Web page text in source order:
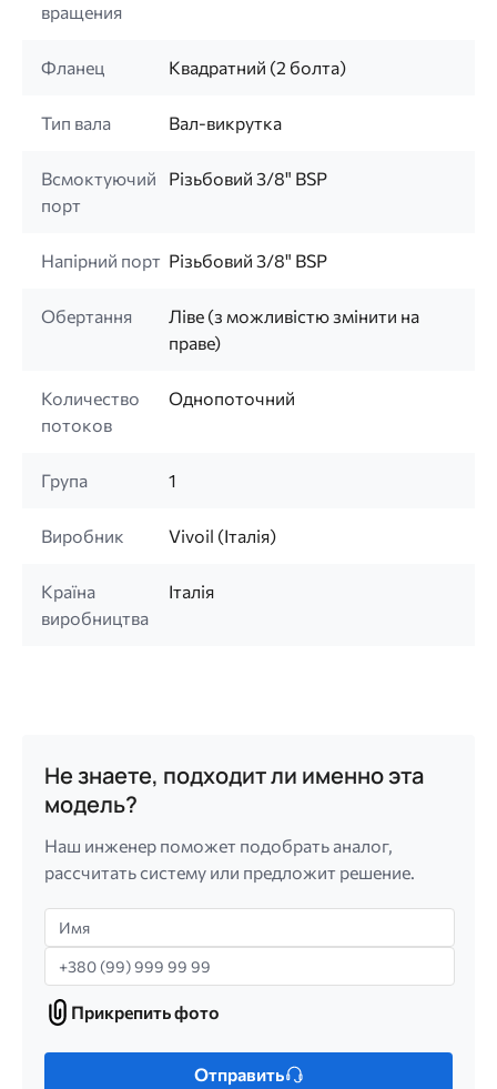
вращения
Фланец Квадратний (2 болта)
Тип вала Вал-викрутка
Всмоктуючий
порт
Різьбовий 3/8" BSP
Напірний порт Різьбовий 3/8" BSP
Обертання
Ліве (з можливістю змінити на
праве)
Количество
потоков
Однопоточний
Група 1
Виробник Vivoil (Італія)
Країна
виробництва
Італія
Не знаете, подходит ли именно эта
модель?
Наш инженер поможет подобрать аналог,
рассчитать систему или предложит решение.
Имя
Телефон
Прикрепить
фото
Прикрепить фото
Только
Отправить